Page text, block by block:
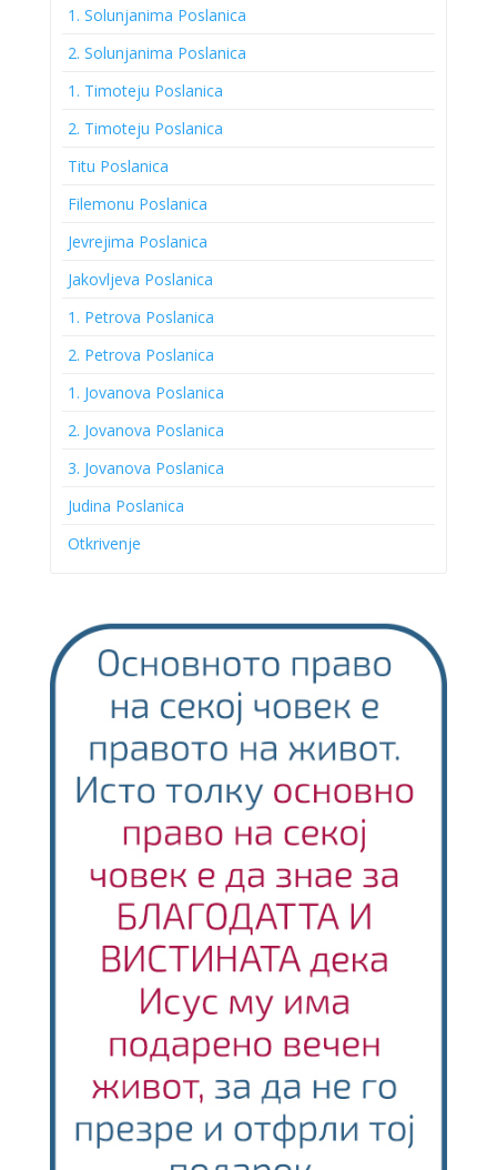
1. Solunjanima Poslanica
2. Solunjanima Poslanica
1. Timoteju Poslanica
2. Timoteju Poslanica
Titu Poslanica
Filemonu Poslanica
Jevrejima Poslanica
Jakovljeva Poslanica
1. Petrova Poslanica
2. Petrova Poslanica
1. Jovanova Poslanica
2. Jovanova Poslanica
3. Jovanova Poslanica
Judina Poslanica
Otkrivenje